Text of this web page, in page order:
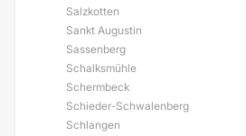
Salzkotten
Sankt Augustin
Sassenberg
Schalksmühle
Schermbeck
Schieder-Schwalenberg
Schlangen